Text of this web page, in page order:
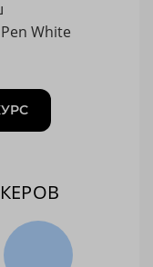
White